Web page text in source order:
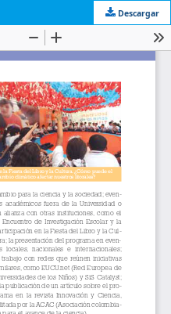
Descargar